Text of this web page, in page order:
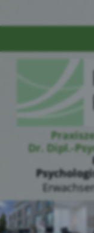
Dr. Dipl.-